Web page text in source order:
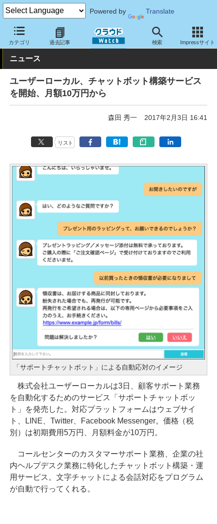
Powered by Translate
カテゴリ 過去記事 検索 Impressサイト
クラウド Watch サービス・ソフト サービス コミュニケーショ
ニュース
ユーザーローカル、チャットボット構築サービス
を開始、月額10万円から
森田 秀一 2017年2月3日 16:41
リスト
「サポートチャットボット」による自動応対のイメージ
株式会社ユーザーローカルは3日、顧客サポート業務
を自動化するためのサービス「サポートチャットボッ
ト」を発売した。対応プラットフォームはウェブサイ
ト、LINE、Twitter、Facebook Messenger。価格（税
別）は初期費用5万円、月額料金が10万円。
コールセンターのカスタマーサポート業務、企業の社
内ヘルプデスク業務に特化したチャットボット構築・運
用サービス。文字チャットによる会話対応をプログラム
が自動で行ってくれる。